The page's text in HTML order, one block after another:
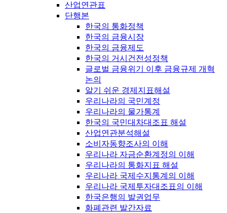
산업연관표
단행본
한국의 통화정책
한국의 금융시장
한국의 금융제도
한국의 거시건전성정책
글로벌 금융위기 이후 금융규제 개혁
논의
알기 쉬운 경제지표해설
우리나라의 국민계정
우리나라의 물가통계
한국의 국민대차대조표 해설
산업연관분석해설
소비자동향조사의 이해
우리나라 자금순환계정의 이해
우리나라의 통화지표 해설
우리나라 국제수지통계의 이해
우리나라 국제투자대조표의 이해
한국은행의 발권업무
화폐관련 발간자료